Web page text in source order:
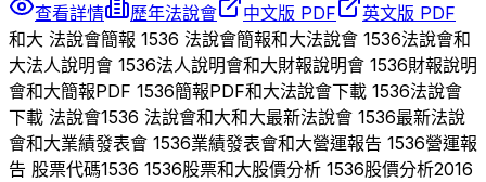
查看詳情
歷年法說會 中文版 PDF
英文版 PDF
和大 法說會簡報 1536 法說會簡報和大法說會 1536法說會和
大法人說明會 1536法人說明會和大財報說明會 1536財報說明
會和大簡報PDF 1536簡報PDF和大法說會下載 1536法說會
下載 法說會1536 法說會和大和大最新法說會 1536最新法說
會和大業績發表會 1536業績發表會和大營運報告 1536營運報
告 股票代碼1536 1536股票和大股價分析 1536股價分析2016